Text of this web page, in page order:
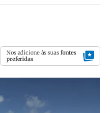
Nos adicione às suas fontes
preferidas